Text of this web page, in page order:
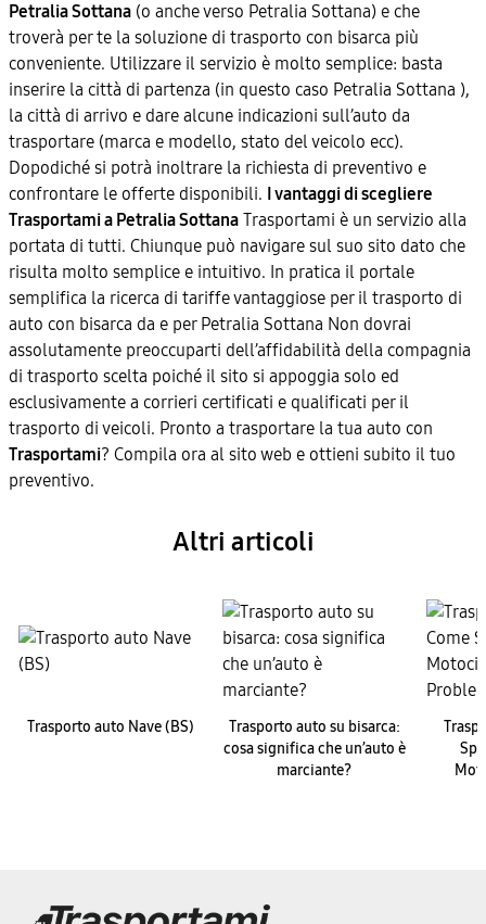
Petralia Sottana (o anche verso Petralia Sottana) e che
troverà per te la soluzione di trasporto con bisarca più
conveniente. Utilizzare il servizio è molto semplice: basta
inserire la città di partenza (in questo caso Petralia Sottana ),
la città di arrivo e dare alcune indicazioni sull’auto da
trasportare (marca e modello, stato del veicolo ecc).
Dopodiché si potrà inoltrare la richiesta di preventivo e
confrontare le offerte disponibili. I vantaggi di scegliere
Trasportami a Petralia Sottana Trasportami è un servizio alla
portata di tutti. Chiunque può navigare sul suo sito dato che
risulta molto semplice e intuitivo. In pratica il portale
semplifica la ricerca di tariffe vantaggiose per il trasporto di
auto con bisarca da e per Petralia Sottana Non dovrai
assolutamente preoccuparti dell’affidabilità della compagnia
di trasporto scelta poiché il sito si appoggia solo ed
esclusivamente a corrieri certificati e qualificati per il
trasporto di veicoli. Pronto a trasportare la tua auto con
Trasportami? Compila ora al sito web e ottieni subito il tuo
preventivo.
Altri articoli
Trasporto auto Nave (BS)
Trasporto auto su bisarca:
cosa significa che un’auto è
marciante?